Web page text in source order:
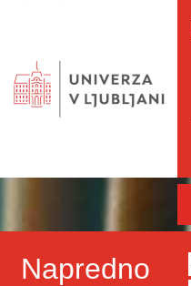
Napredno